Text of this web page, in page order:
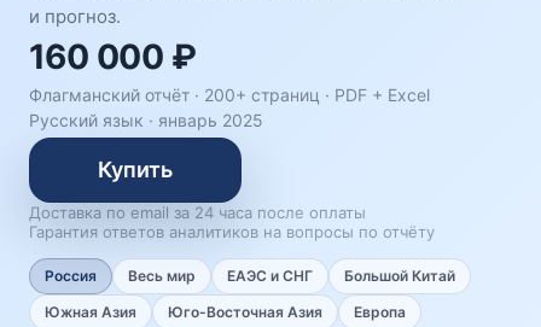
и прогноз.
160 000 ₽
Флагманский отчёт · 200+ страниц · PDF + Excel
Русский язык · январь 2025
Купить
Доставка по email за 24 часа после оплаты
Гарантия ответов аналитиков на вопросы по отчёту
Россия Весь мир ЕАЭС и СНГ
Большой Китай
Южная Азия
Юго-Восточная Азия
Европа